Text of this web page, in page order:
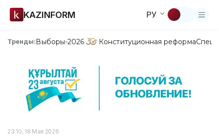
KAZINFORM РУ
Тренды:Выборы-2026 Конституционная реформа
23:10, 18 Мая 2026